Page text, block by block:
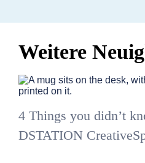
Weitere
4 Things you didn’t
DSTATION